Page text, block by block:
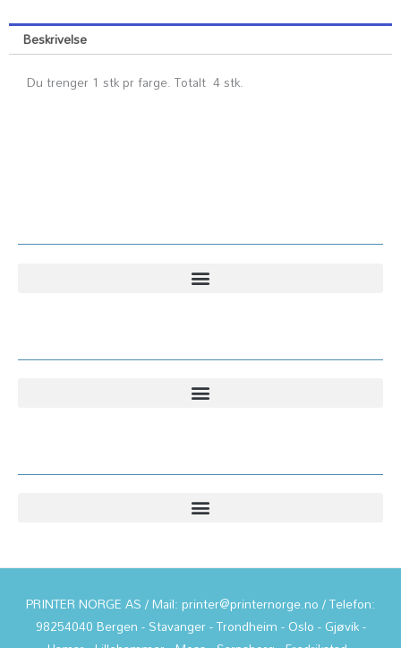
sider)
013R00681
Beskrivelse
Du trenger 1 stk pr farge. Totalt 4 stk.
PRINTER NORGE AS / Mail: printer@printernorge.no / Telefon:
98254040 Bergen - Stavanger - Trondheim - Oslo - Gjøvik -